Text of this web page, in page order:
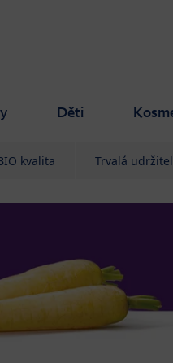
Děti
kvalita Trvalá